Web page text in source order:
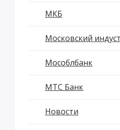
МКБ
Московский
Мособлбанк
МТС Банк
Новости